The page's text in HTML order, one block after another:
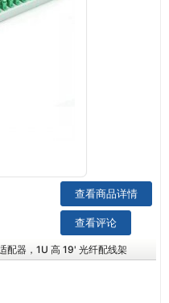
查看商品详情
查看评论
配器，1U 高 19' 光纤配线架